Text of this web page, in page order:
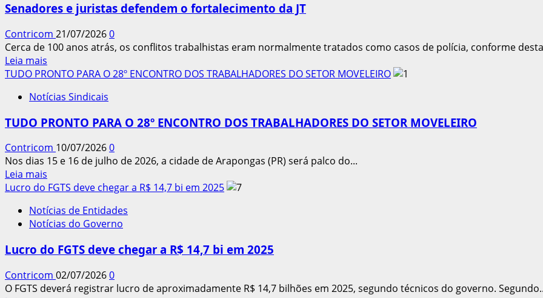
Senadores e juristas defendem o fortalecimento da JT
Contricom 21/07/20260
Cerca de 100 anos atrás, os conflitos trabalhistas eram normalmente tratados como casos de polícia, conforme
Leia mais
mais
Senadores
juristas
o
fortalecimento
da
JT
TUDO PRONTO PARA O 28º ENCONTRO DOS TRABALHADORES DO SETOR MOVELEIRO
Notícias Sindicais
TUDO PRONTO PARA O 28º ENCONTRO DOS TRABALHADORES DO SETOR MOVELEIRO
Contricom 10/07/20260
Nos dias 15 e 16 de julho de 2026, a cidade de Arapongas (PR) será palco do...
Leia mais
mais
TUDO
PRONTO
O
ENCONTRO
DOS
Lucro do FGTS deve chegar a R$ 14,7 bi em 2025
Notícias de Entidades
Notícias do Governo
Lucro do FGTS deve chegar a R$ 14,7 bi em 2025
Contricom 02/07/20260
O FGTS deverá registrar lucro de aproximadamente R$ 14,7 bilhões em 2025, segundo técnicos do governo.